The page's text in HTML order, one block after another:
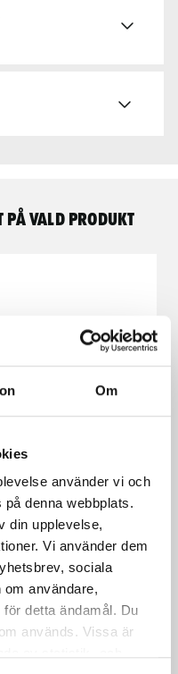
Om
använder vi och
denna webbplats.
din upplevelse,
Vi använder dem
sociala
användare,
detta ändamål. Du
används. Vissa är
på vald produkt
sortiment ORSY 4.4.1